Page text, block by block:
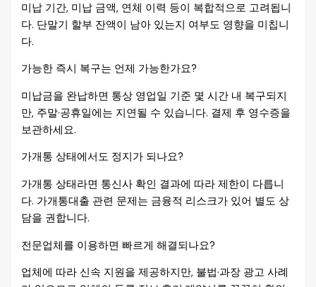
미납 기간, 미납 금액, 연체 이력 등이 복합적으로 고려됩니
다. 단말기 할부 잔액이 남아 있는지 여부도 영향을 미칩니
다.
가능한 즉시 복구는 언제 가능한가요?
미납금을 완납하면 통상 영업일 기준 몇 시간 내 복구되지
만, 주말·공휴일에는 지연될 수 있습니다. 결제 후 영수증을
보관하세요.
가개통 상태에서도 정지가 되나요?
가개통 상태라면 통신사 확인 결과에 따라 제한이 다릅니
다. 가개통대출 관련 문제는 금융적 리스크가 있어 별도 상
담을 권합니다.
전문업체를 이용하면 빠르게 해결되나요?
업체에 따라 신속 지원을 제공하지만, 불법·과장 광고 사례